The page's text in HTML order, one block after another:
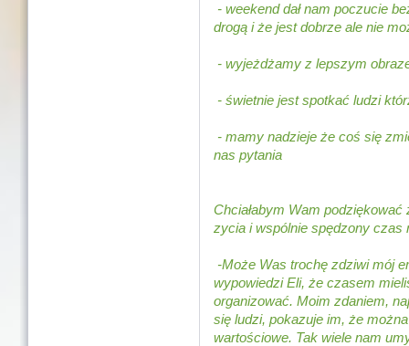
- weekend dał nam poczucie
drogą i że jest dobrze ale nie
- wyjeżdżamy z lepszym
- świetnie jest spotkać ludzi
- mamy nadzieje że coś się
nas pytania
Chciałabym Wam
zycia i wspólnie spędzony czas
-Może Was trochę zdziwi mój
wypowiedzi Eli, że czasem
organizować. Moim zdaniem,
się ludzi, pokazuje im, że
wartościowe. Tak wiele nam